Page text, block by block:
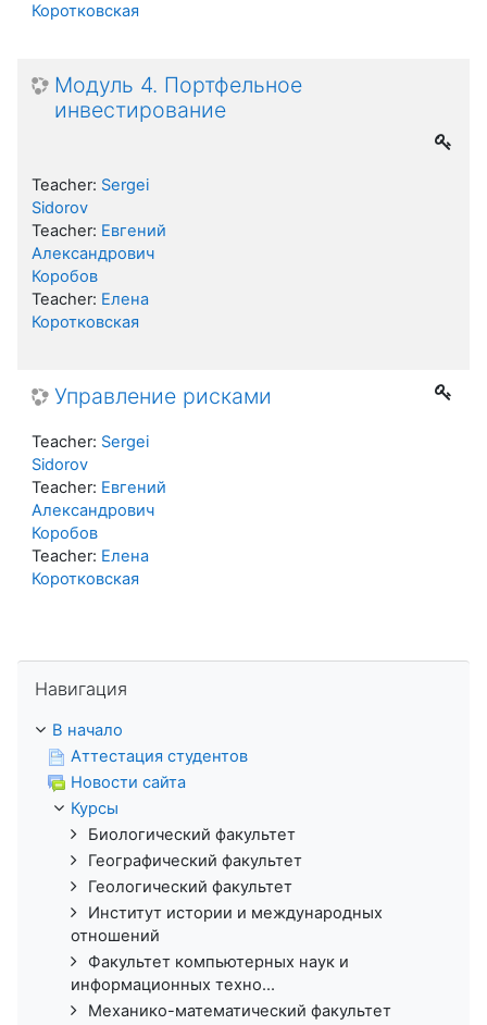
Коротковская
Модуль 4. Портфельное
инвестирование
Teacher: Sergei
Sidorov
Teacher: Евгений
Александрович
Коробов
Teacher: Елена
Коротковская
Управление рисками
Teacher: Sergei
Sidorov
Teacher: Евгений
Александрович
Коробов
Teacher: Елена
Коротковская
Навигация
В начало
Аттестация студентов
Новости сайта
Курсы
Биологический факультет
Географический факультет
Геологический факультет
Институт истории и международных
отношений
Факультет компьютерных наук и
информационных техно...
Механико-математический факультет